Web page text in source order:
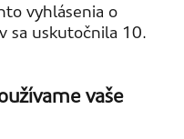
vyhlásenia o
sa uskutočnila 10.
vaše